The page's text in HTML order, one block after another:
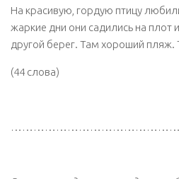
На красивую, гордую птицу
жаркие дни они садились на плот
другой берег. Там хороший пляж.
(44 слова)